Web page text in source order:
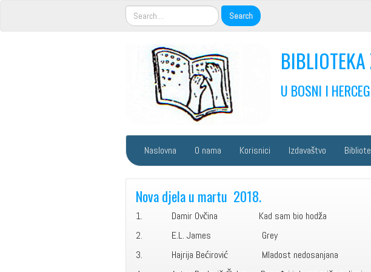
U BOSNI I
Naslovna O nama Korisnici Izdavaštvo
Nova djela u martu 2018.
1. Damir Ovčina Kad sam bio hodža 1
2. E.L. James Grey 1 cd
3. Hajrija Bećirović Mladost nedosanjana